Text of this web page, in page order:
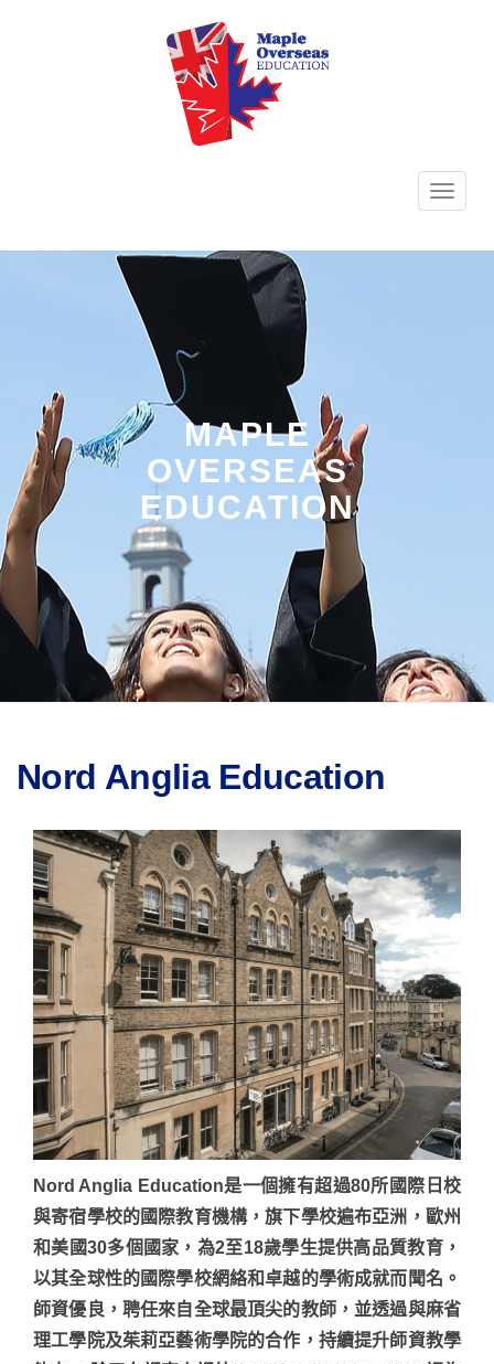
MAPLE
OVERSEAS
EDUCATION
Nord Anglia Education
Nord Anglia Education是一個擁有超過80所國際日校
與寄宿學校的國際教育機構，旗下學校遍布亞洲，歐州
和美國30多個國家，為2至18歲學生提供高品質教育，
以其全球性的國際學校網絡和卓越的學術成就而聞名。
師資優良，聘任來自全球最頂尖的教師，並透過與麻省
理工學院及茱莉亞藝術學院的合作，持續提升師資教學